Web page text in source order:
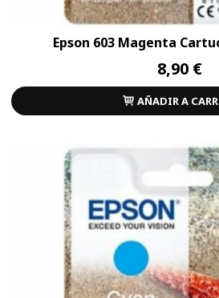
Epson 603 Magenta
8,90 €
AÑADIR A